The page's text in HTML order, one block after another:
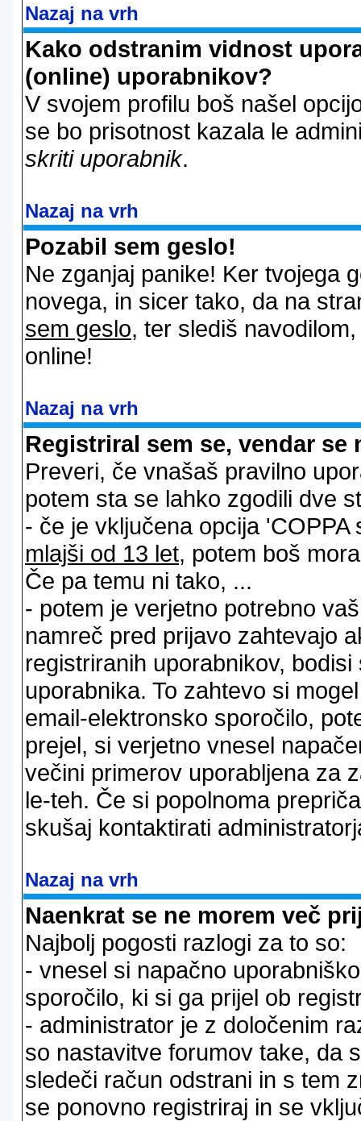
Nazaj na vrh
Kako odstranim vidnost
(online) uporabnikov?
V svojem profilu boš našel
se bo prisotnost kazala le
skriti uporabnik.
Nazaj na vrh
Pozabil sem geslo!
Ne zganjaj panike! Ker tvojega
novega, in sicer tako, da na
sem geslo, ter slediš
online!
Nazaj na vrh
Registriral sem se, vendar
Preveri, če vnašaš pravilno
potem sta se lahko zgodili dve
- če je vključena opcija
mlajši od 13 let, potem boš
Če pa temu ni tako, ...
- potem je verjetno potrebno
namreč pred prijavo zahtevajo
registriranih uporabnikov,
uporabnika. To zahtevo si
email-elektronsko sporočilo,
prejel, si verjetno vnesel
večini primerov uporabljena za
le-teh. Če si popolnoma
skušaj kontaktirati
Nazaj na vrh
Naenkrat se ne morem več
Najbolj pogosti razlogi za to so:
- vnesel si napačno
sporočilo, ki si ga prijel ob
- administrator je z določenim
so nastavitve forumov take, da
sledeči račun odstrani in s tem
se ponovno registriraj in se